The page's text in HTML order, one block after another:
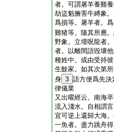
者。可謂屠羊養雞
劫盜魁膾害牛縛象
爲損等。屠羊者。
雞猪等。隨其所應
野象。立壇呪龍者
者。以離間語毀壞
種姓中。或由受持
生餘家。如其次第
身 3 語方便爲先決
律儀業
又出曜經云。南海
流入淺水。自相謂
宜可逆上還歸大海
一魚者。盡力跳舟